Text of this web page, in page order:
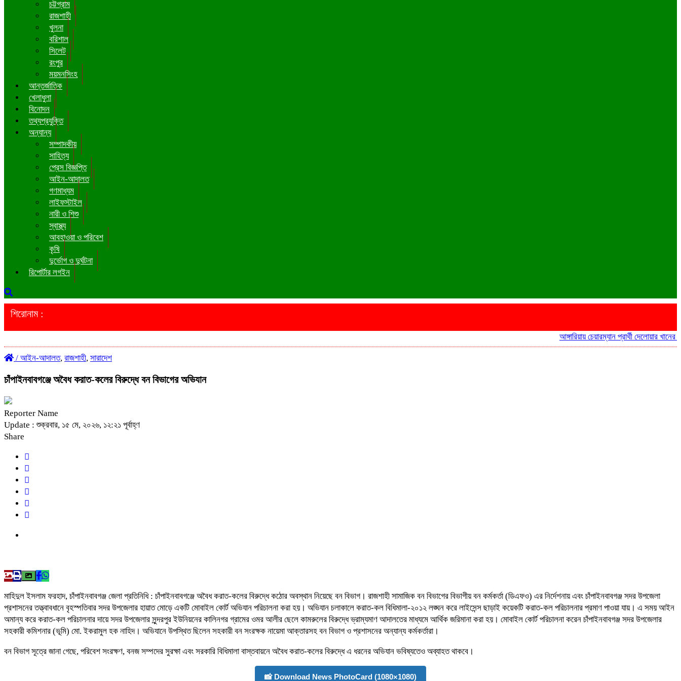
চট্টগ্রাম
রাজশাহী
খুলনা
বরিশাল
সিলেট
রংপুর
ময়মনসিংহ
আন্তর্জাতিক
খেলাধুলা
বিনোদন
তথ্যপ্রযুক্তি
অন্যান্য
সম্পাদকীয়
সাহিত্য
প্রেস বিজ্ঞপ্তি
আইন-আদালত
গণমাধ্যম
লাইফস্টাইল
নারী ও শিশু
স্বাস্থ্য
আবহাওয়া ও পরিবেশ
কৃষি
দুর্ভোগ ও দুর্ঘটনা
রিপোর্টার লগইন
শিরোনাম :
আঙ্গারিয়ায় চেয়ারম্যান প্রার্থী দেলোয়ার খানের
/ আইন-আদালত, রাজশাহী, সারাদেশ
চাঁপাইনবাবগঞ্জে অবৈধ করাত-কলের বিরুদ্ধে বন বিভাগের অভিযান
Reporter Name
Update : শুক্রবার, ১৫ মে, ২০২৬, ১২:২১ পূর্বাহ্ণ
Share
মাহিদুল ইসলাম ফরহাদ, চাঁপাইনবাবগঞ্জ জেলা প্রতিনিধি : চাঁপাইনবাবগঞ্জে অবৈধ করাত-কলের বিরুদ্ধে কঠোর অবস্থান নিয়েছে বন বিভাগ। রাজশাহী সামাজিক বন বিভাগের বিভাগীয় বন কর্মকর্তা (ডিএফও) এর নির্দেশনায় এবং চাঁপাইনবাবগঞ্জ সদর উপজেলা
প্রশাসনের তত্ত্বাবধানে বৃহস্পতিবার সদর উপজেলার হায়াত মোড়ে একটি মোবাইল কোর্ট অভিযান পরিচালনা করা হয়। অভিযান চলাকালে করাত-কল বিধিমালা-২০১২ লঙ্ঘন করে লাইসেন্স ছাড়াই কয়েকটি করাত-কল পরিচালনার প্রমাণ পাওয়া যায়। এ সময় আইন
অমান্য করে করাত-কল পরিচালনার দায়ে সদর উপজেলার সুন্দরপুর ইউনিয়নের কালিনগর গ্রামের ওমর আলীর ছেলে কামরুলের বিরুদ্ধে ভ্রাম্যমাণ আদালতের মাধ্যমে আর্থিক জরিমানা করা হয়। মোবাইল কোর্ট পরিচালনা করেন চাঁপাইনবাবগঞ্জ সদর উপজেলার
সহকারী কমিশনার (ভূমি) মো. ইকরামুল হক নাহিদ। অভিযানে উপস্থিত ছিলেন সহকারী বন সংরক্ষক নায়েমা আক্তারসহ বন বিভাগ ও প্রশাসনের অন্যান্য কর্মকর্তারা।
বন বিভাগ সূত্রে জানা গেছে, পরিবেশ সংরক্ষণ, বনজ সম্পদের সুরক্ষা এবং সরকারি বিধিমালা বাস্তবায়নে অবৈধ করাত-কলের বিরুদ্ধে এ ধরনের অভিযান ভবিষ্যতেও অব্যাহত থাকবে।
📸 Download News PhotoCard (1080×1080)